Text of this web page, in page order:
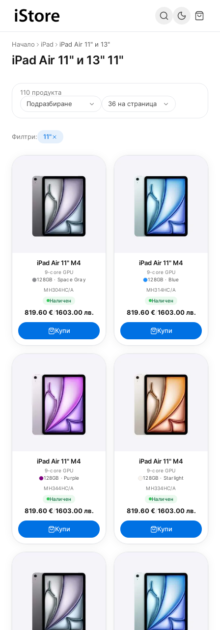
Към съдържанието
Начало iPad iPad Air 11" и 13"
iPad Air 11" и 13" 11"
110 продукта
Филтри: 11"
iPad Air 11" M4
9-core GPU
128GB · Space Gray
MH304HC/A
Наличен
819.60 €/1603.00 лв.
Купи
iPad Air 11" M4
9-core GPU
128GB · Blue
MH314HC/A
Наличен
819.60 €/1603.00 лв.
Купи
iPad Air 11" M4
9-core GPU
128GB · Purple
MH344HC/A
Наличен
819.60 €/1603.00 лв.
Купи
iPad Air 11" M4
9-core GPU
128GB · Starlight
MH334HC/A
Наличен
819.60 €/1603.00 лв.
Купи